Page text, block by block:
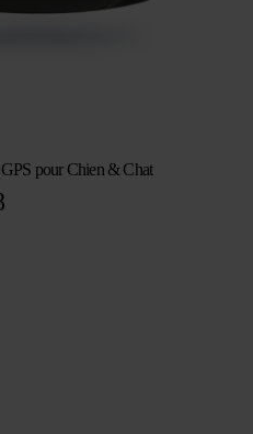
pour Chien & Chat
Le